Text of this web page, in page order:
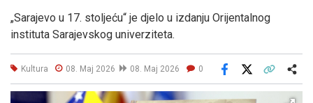
„Sarajevo u 17. stoljeću“ je djelo u izdanju Orijentalnog
instituta Sarajevskog univerziteta.
Kultura 08. Maj 2026 08. Maj 2026 0
Facebook